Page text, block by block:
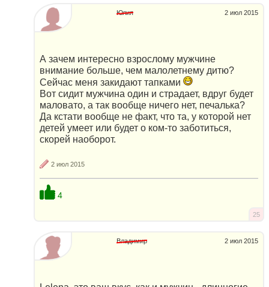
2 июл 2015
Юлия
А зачем интересно взрослому мужчине
внимание больше, чем малолетнему дитю?
Сейчас меня закидают тапками
Вот сидит мужчина один и страдает, вдруг будет
маловато, а так вообще ничего нет, печалька?
Да кстати вообще не факт, что та, у которой нет
детей умеет или будет о ком-то заботиться,
скорей наоборот.
2 июл 2015
4
25
2 июл 2015
Владимир